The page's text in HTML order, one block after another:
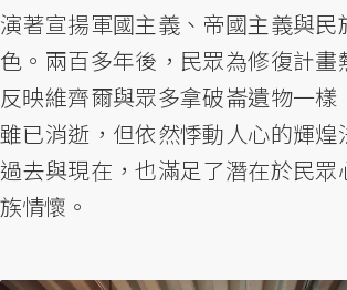
演著宣揚軍國主義、帝國主義與民
色。兩百多年後，民眾為修復計畫
反映維齊爾與眾多拿破崙遺物一樣
雖已消逝，但依然悸動人心的輝煌
過去與現在，也滿足了潛在於民眾
族情懷。